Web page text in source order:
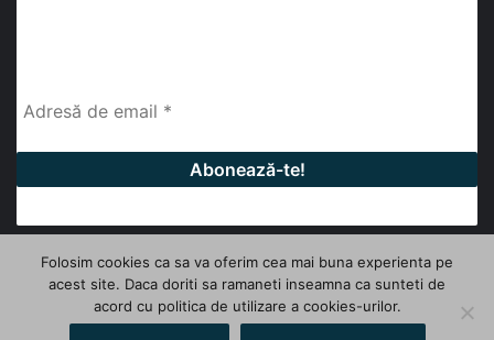
© Copyright 2026, All Rights Reserved | InfoHale
Folosim cookies ca sa va oferim cea mai buna experienta pe
acest site. Daca doriti sa ramaneti inseamna ca sunteti de
acord cu politica de utilizare a cookies-urilor.